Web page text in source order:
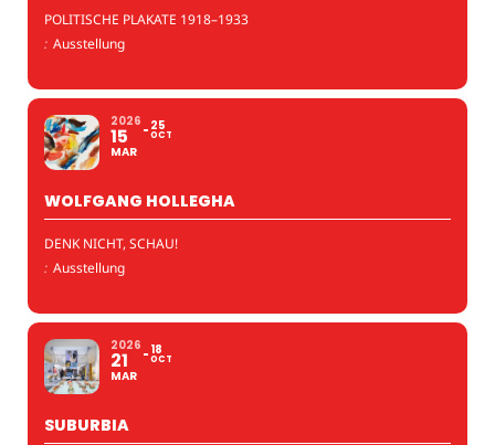
POLITISCHE PLAKATE 1918–1933
: Ausstellung
2026
15
MAR
25
OCT
WOLFGANG HOLLEGHA
DENK NICHT, SCHAU!
: Ausstellung
2026
21
MAR
18
OCT
SUBURBIA